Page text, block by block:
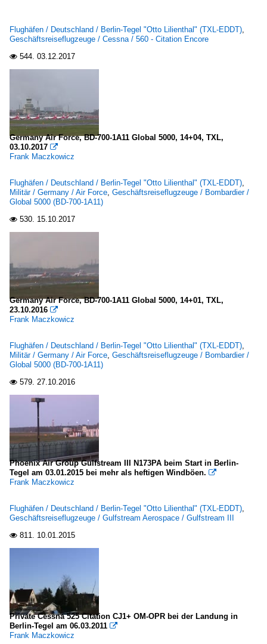
Flughäfen / Deutschland / Berlin-Tegel "Otto Lilienthal" (TXL-EDDT),
Geschäftsreiseflugzeuge / Cessna / 560 - Citation Encore
 544. 03.12.2017
Germany Air Force, BD-700-1A11 Global 5000, 14+04, TXL,
03.10.2017 
Frank Maczkowicz
Flughäfen / Deutschland / Berlin-Tegel "Otto Lilienthal" (TXL-EDDT),
Militär / Germany / Air Force, Geschäftsreiseflugzeuge / Bombardier /
Global 5000 (BD-700-1A11)
 530. 15.10.2017
Germany Air Force, BD-700-1A11 Global 5000, 14+01, TXL,
23.10.2016 
Frank Maczkowicz
Flughäfen / Deutschland / Berlin-Tegel "Otto Lilienthal" (TXL-EDDT),
Militär / Germany / Air Force, Geschäftsreiseflugzeuge / Bombardier /
Global 5000 (BD-700-1A11)
 579. 27.10.2016
Phoenix Air Group Gulfstream III N173PA beim Start in Berlin-
Tegel am 03.01.2015 bei mehr als heftigen Windböen. 
Frank Maczkowicz
Flughäfen / Deutschland / Berlin-Tegel "Otto Lilienthal" (TXL-EDDT),
Geschäftsreiseflugzeuge / Gulfstream Aerospace / Gulfstream III
 811. 10.01.2015
Private Cessna 525 Citation CJ1+ OM-OPR bei der Landung in
Berlin-Tegel am 06.03.2011 
Frank Maczkowicz